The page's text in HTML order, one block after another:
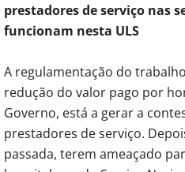
prestadores de serviço nas
funcionam nesta ULS
A regulamentação do
redução do valor pago por
Governo, está a gerar a
prestadores de serviço.
passada, terem ameaçado